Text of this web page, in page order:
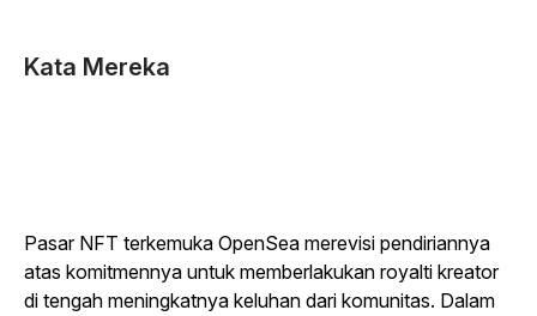
Kata Mereka
Pasar NFT terkemuka OpenSea merevisi pendiriannya
atas komitmennya untuk memberlakukan royalti kreator
di tengah meningkatnya keluhan dari komunitas. Dalam